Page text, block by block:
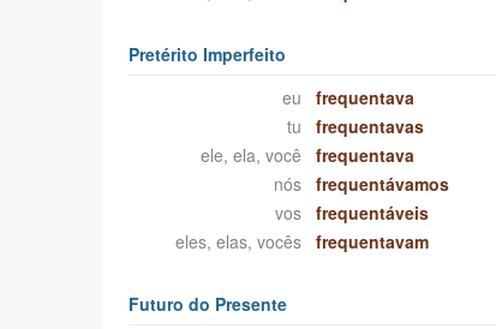
Pretérito Imperfeito
eu
frequentava
tu
frequentavas
ele, ela, você
frequentava
nós
frequentávamos
vos
frequentáveis
eles, elas, vocês
frequentavam
Futuro do Presente